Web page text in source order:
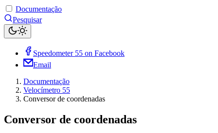
Documentação
Pesquisar
Speedometer 55 on Facebook
Email
Documentação
Velocímetro 55
Conversor de coordenadas
Conversor de coordenadas